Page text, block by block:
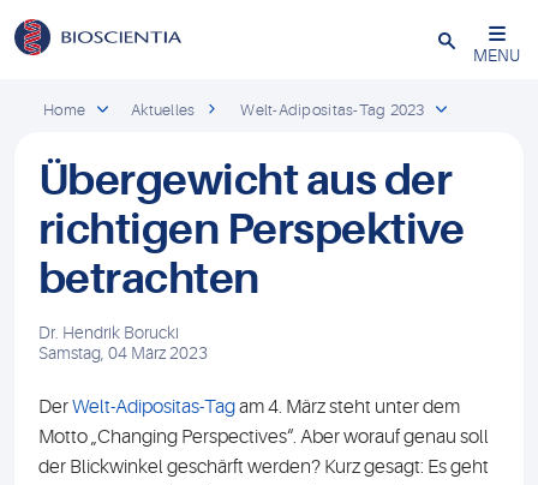
Schließen
MENU
Home Aktuelles Welt-Adipositas-Tag 2023
Übergewicht aus der
richtigen Perspektive
betrachten
Dr. Hendrik Borucki
Samstag, 04 März 2023
DerWelt-Adipositas-Tagam 4. März steht unter dem
Motto „Changing Perspectives“. Aber worauf genau soll
der Blickwinkel geschärft werden? Kurz gesagt: Es geht